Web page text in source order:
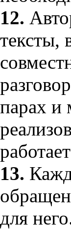
12.
тексты,
парах и
13.
для